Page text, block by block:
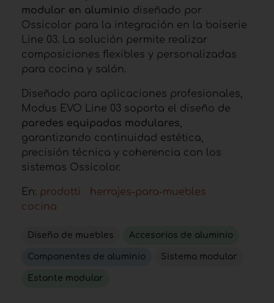
modular en aluminio diseñado por
Ossicolor para la integración en la boiserie
Line 03. La solución permite realizar
composiciones flexibles y personalizadas
para cocina y salón.
Diseñado para aplicaciones profesionales,
Modus EVO Line 03 soporta el diseño de
paredes equipadas modulares,
garantizando continuidad estética,
precisión técnica y coherencia con los
sistemas Ossicolor.
En: prodotti
herrajes-para-muebles
cocina
Diseño de muebles Accesorios de aluminio
Componentes de aluminio Sistema modular
Estante modular